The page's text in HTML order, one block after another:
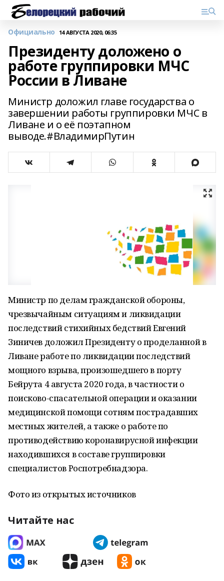
Официально 14 АВГУСТА 2020, 06:35
Президенту доложено о
работе группировки МЧС
России в Ливане
Министр доложил главе государства о
завершении работы группировки МЧС в
Ливане и о её поэтапном
выводе.#ВладимирПутин
Министр по делам гражданской обороны,
чрезвычайным ситуациям и ликвидации
последствий стихийных бедствий Евгений
Зиничев доложил Президенту о проделанной в
Ливане работе по ликвидации последствий
мощного взрыва, произошедшего в порту
Бейрута 4 августа 2020 года, в частности о
поисково-спасательной операции и оказании
медицинской помощи сотням пострадавших
местных жителей, а также о работе по
противодействию коронавирусной инфекции
находившихся в составе группировки
специалистов Роспотребнадзора.
Фото из открытых источников
Читайте нас